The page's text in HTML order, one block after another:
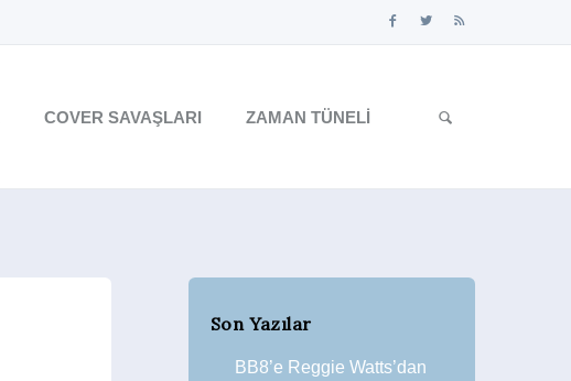
COVER SAVAŞLARI ZAMAN TÜNELI
Son Yazılar
BB8’e Reggie Watts’dan